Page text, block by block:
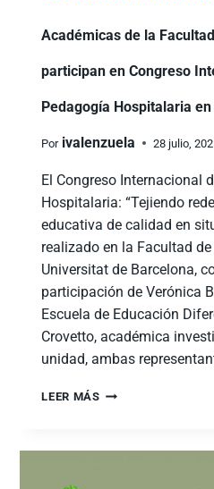
Académicas de la
participan en Congreso
Pedagogía Hospitalaria
Por ivalenzuela 28 julio,
El Congreso Internacional
Hospitalaria: “Tejiendo
educativa de calidad en
realizado en la Facultad
Universitat de Barcelona,
participación de Verónica
Escuela de Educación
Crovetto, académica
unidad, ambas
LEER MÁS